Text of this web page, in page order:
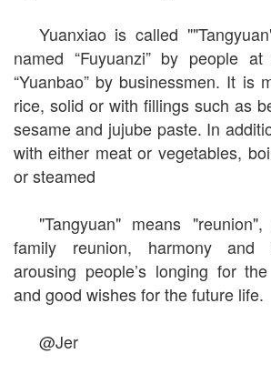
Yuanxiao is called
named “Fuyuanzi” by people
“Yuanbao” by businessmen. It is
rice, solid or with fillings such as
sesame and jujube paste. In
with either meat or vegetables,
or steamed
"Tangyuan" means
family reunion, harmony and
arousing people’s longing for
and good wishes for the future life.
@Jer